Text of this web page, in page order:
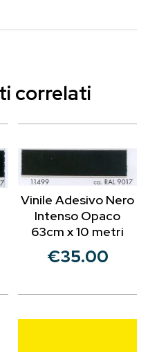
correlati
Vinile Adesivo Nero
Intenso Opaco
63cm x 10 metri
€35.00